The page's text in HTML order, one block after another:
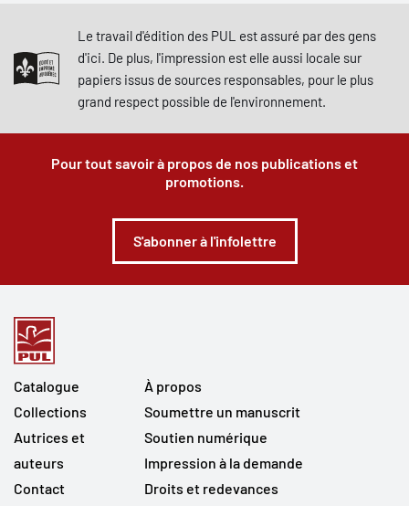
Le travail d'édition des PUL est assuré par des gens
d'ici. De plus, l'impression est elle aussi locale sur
papiers issus de sources responsables, pour le plus
grand respect possible de l'environnement.
Pour tout savoir à propos de nos publications et
promotions.
S'abonner à l'infolettre
Catalogue
Collections
Autrices et
auteurs
Contact
À propos
Soumettre un manuscrit
Soutien numérique
Impression à la demande
Droits et redevances